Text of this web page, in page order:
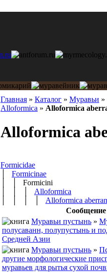
Главная » Каталог » Муравьи »
Alloformica » Alloformica
Alloformica
Formicidae
Formicinae
│ │ Formicini
Alloformica
Alloformica
Сообщение
Муравьи пустынь »
полусаванн, полупустынь и
Средней Азии
Муравьи пустынь »
другие морфологические
муравьев для рытья сухой